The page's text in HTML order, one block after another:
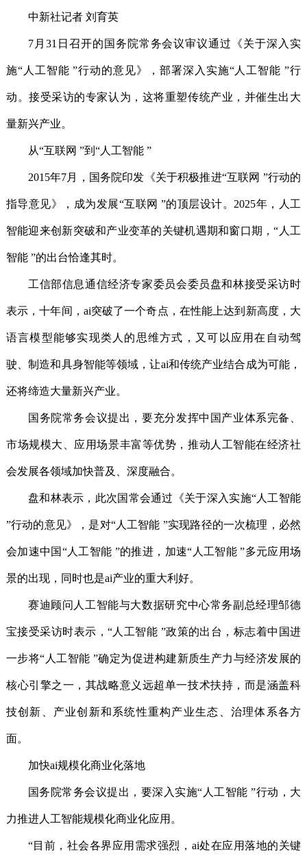
中新社记者 刘育英
7月31日召开的国务院常务会议审议通过《关于深入实
施“人工智能 ”行动的意见》，部署深入实施“人工智能 ”行
动。接受采访的专家认为，这将重塑传统产业，并催生出大
量新兴产业。
从“互联网 ”到“人工智能 ”
2015年7月，国务院印发《关于积极推进“互联网 ”行动的
指导意见》，成为发展“互联网 ”的顶层设计。2025年，人工
智能迎来创新突破和产业变革的关键机遇期和窗口期，“人工
智能 ”的出台恰逢其时。
工信部信息通信经济专家委员会委员盘和林接受采访时
表示，十年间，ai突破了一个奇点，在性能上达到新高度，大
语言模型能够实现类人的思维方式，又可以应用在自动驾
驶、制造和具身智能等领域，让ai和传统产业结合成为可能，
还将缔造大量新兴产业。
国务院常务会议提出，要充分发挥中国产业体系完备、
市场规模大、应用场景丰富等优势，推动人工智能在经济社
会发展各领域加快普及、深度融合。
盘和林表示，此次国常会通过《关于深入实施“人工智能
”行动的意见》，是对“人工智能 ”实现路径的一次梳理，必然
会加速中国“人工智能 ”的推进，加速“人工智能 ”多元应用场
景的出现，同时也是ai产业的重大利好。
赛迪顾问人工智能与大数据研究中心常务副总经理邹德
宝接受采访时表示，“人工智能 ”政策的出台，标志着中国进
一步将“人工智能 ”确定为促进构建新质生产力与经济发展的
核心引擎之一，其战略意义远超单一技术扶持，而是涵盖科
技创新、产业创新和系统性重构产业生态、治理体系各方
面。
加快ai规模化商业化落地
国务院常务会议提出，要深入实施“人工智能 ”行动，大
力推进人工智能规模化商业化应用。
“目前，社会各界应用需求强烈，ai处在应用落地的关键